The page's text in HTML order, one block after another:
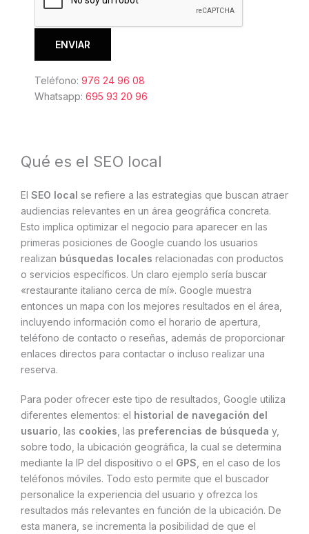
Teléfono: 976 24 96 08
Whatsapp: 695 93 20 96
Qué es el SEO local
El SEO local se refiere a las estrategias que buscan atraer
audiencias relevantes en un área geográfica concreta.
Esto implica optimizar el negocio para aparecer en las
primeras posiciones de Google cuando los usuarios
realizan búsquedas locales relacionadas con productos
o servicios específicos. Un claro ejemplo sería buscar
«restaurante italiano cerca de mí». Google muestra
entonces un mapa con los mejores resultados en el área,
incluyendo información como el horario de apertura,
teléfono de contacto o reseñas, además de proporcionar
enlaces directos para contactar o incluso realizar una
reserva.
Para poder ofrecer este tipo de resultados, Google utiliza
diferentes elementos: el historial de navegación del
usuario , las cookies , las preferencias de búsqueda y,
sobre todo, la ubicación geográfica, la cual se determina
mediante la IP del dispositivo o el GPS , en el caso de los
teléfonos móviles. Todo esto permite que el buscador
personalice la experiencia del usuario y ofrezca los
resultados más relevantes en función de la ubicación. De
esta manera, se incrementa la posibilidad de que el